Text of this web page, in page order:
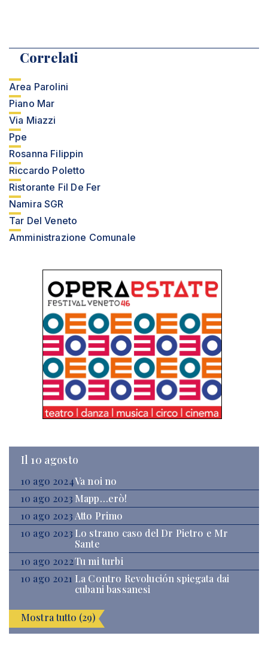
Correlati
Area Parolini
Piano Mar
Via Miazzi
Ppe
Rosanna Filippin
Riccardo Poletto
Ristorante Fil De Fer
Namira SGR
Tar Del Veneto
Amministrazione Comunale
Il 10 agosto
10 ago 2024Va noi no
10 ago 2023 Mapp…erò!
10 ago 2023 Atto Primo
10 ago 2023 Lo strano caso del Dr Pietro e Mr
Sante
10 ago 2022Tu mi turbi
10 ago 2021 La Contro Revolución spiegata dai
cubani bassanesi
Mostra tutto (29)